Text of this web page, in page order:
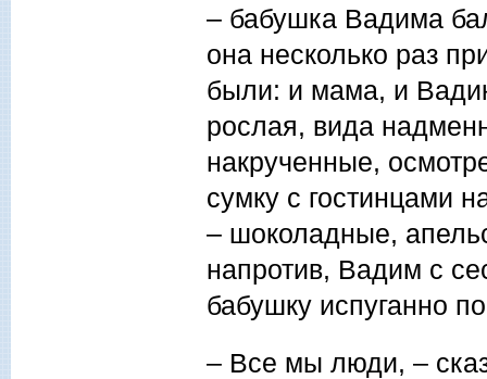
– бабушка Вадима
она несколько раз
были: и мама, и
рослая, вида
накрученные,
сумку с гостинцами
– шоколадные,
напротив, Вадим с
бабушку испуганно
– Все мы люди, –